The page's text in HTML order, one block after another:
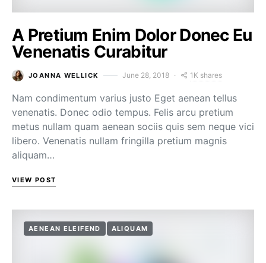
A Pretium Enim Dolor Donec Eu
Venenatis Curabitur
JOANNA WELLICK June 28, 2018 1K shares
Nam condimentum varius justo Eget aenean tellus
venenatis. Donec odio tempus. Felis arcu pretium
metus nullam quam aenean sociis quis sem neque vici
libero. Venenatis nullam fringilla pretium magnis
aliquam…
VIEW POST
AENEAN ELEIFEND ALIQUAM